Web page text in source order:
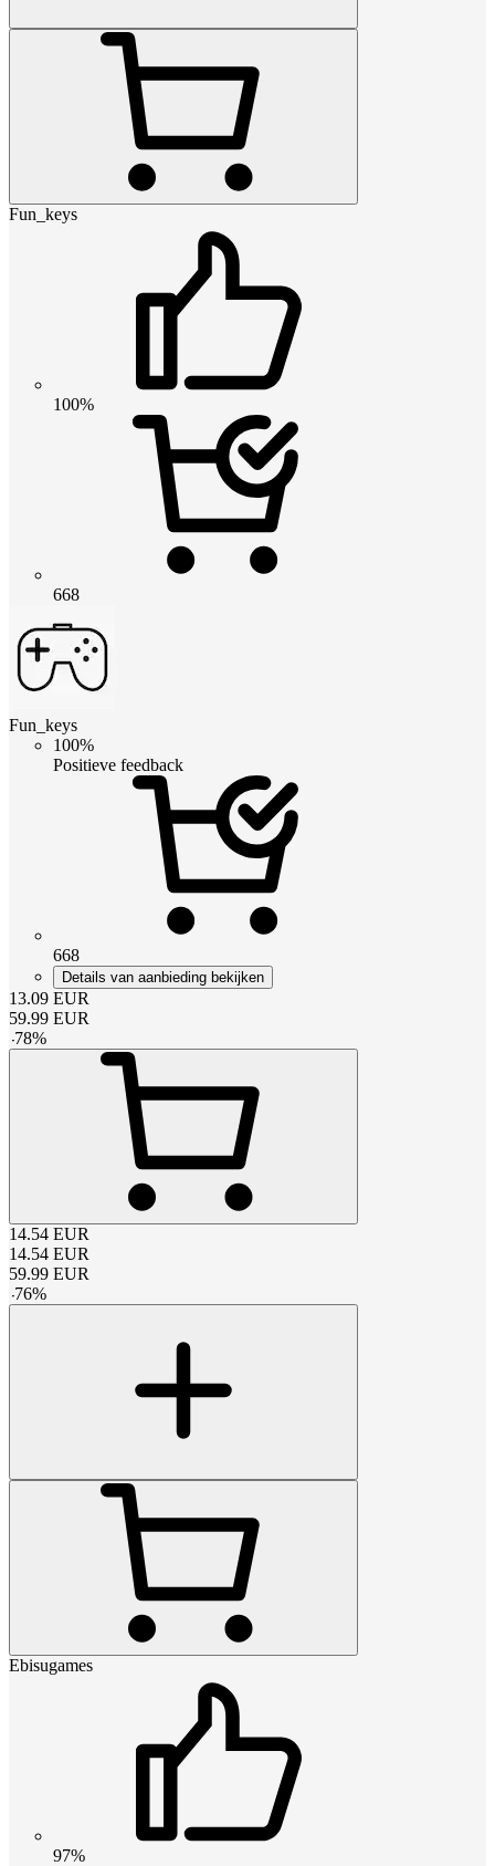
Fun_keys
100%
668
Fun_keys
100%
Positieve feedback
668
Details van aanbieding bekijken
13.09 EUR
59.99 EUR
-78%
14.54 EUR
14.54 EUR
59.99 EUR
-76%
Ebisugames
97%